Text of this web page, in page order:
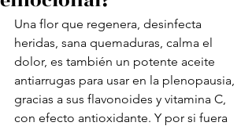
Una flor que regenera, desinfecta
heridas, sana quemaduras, calma el
dolor, es también un potente aceite
antiarrugas para usar en la plenopausia,
gracias a sus flavonoides y vitamina C,
con efecto antioxidante. Y por si fuera